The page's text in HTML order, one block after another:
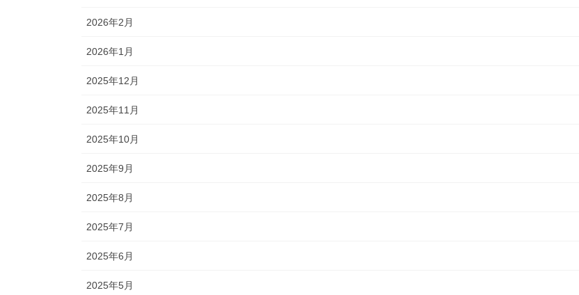
2026年2月
2026年1月
2025年12月
2025年11月
2025年10月
2025年9月
2025年8月
2025年7月
2025年6月
2025年5月